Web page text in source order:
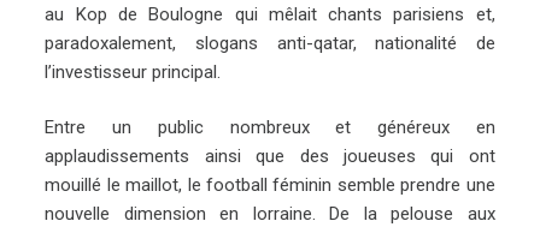
au Kop de Boulogne qui mêlait chants parisiens et,
paradoxalement, slogans anti-qatar, nationalité de
l’investisseur principal.
Entre un public nombreux et généreux en
applaudissements ainsi que des joueuses qui ont
mouillé le maillot, le football féminin semble prendre une
nouvelle dimension en lorraine. De la pelouse aux